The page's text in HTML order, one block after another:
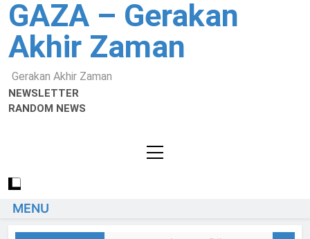
GAZA – Gerakan
Akhir Zaman
Gerakan Akhir Zaman
NEWSLETTER
RANDOM NEWS
MENU